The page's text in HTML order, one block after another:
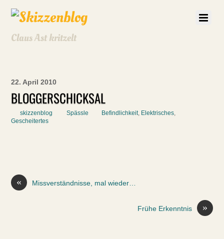
Claus Ast kritzelt
22. April 2010
BLOGGERSCHICKSAL
skizzenblog Spässle Befindlichkeit, Elektrisches,
Gescheitertes
« Missverständnisse, mal wieder…
»
Frühe Erkenntnis